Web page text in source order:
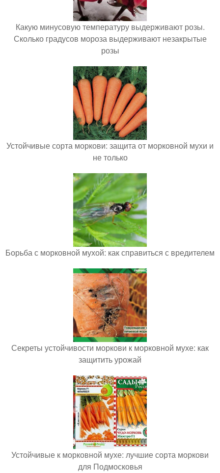
Какую минусовую температуру выдерживают розы.
Сколько градусов мороза выдерживают незакрытые
розы
Устойчивые сорта моркови: защита от морковной мухи и
не только
Борьба с морковной мухой: как справиться с вредителем
Секреты устойчивости моркови к морковной мухе: как
защитить урожай
Устойчивые к морковной мухе: лучшие сорта моркови
для Подмосковья